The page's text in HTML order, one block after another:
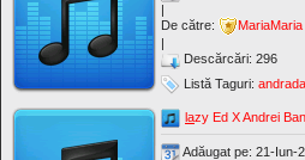
|
De către:
MariaMaria
|
Descărcări: 296
Listă Taguri: andrada
lazy Ed X Andrei
Adăugat pe: 21-Iun-